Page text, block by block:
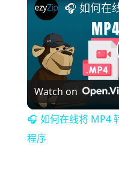
Watch on
🎧 如何在线将 MP4
程序